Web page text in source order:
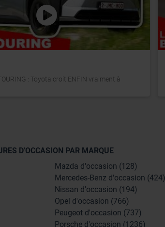
: Toyota croit ENFIN vraiment à
D'OCCASION PAR MARQUE
Mazda d'occasion (128)
Mercedes-Benz d'occasion (424)
Nissan d'occasion (194)
Opel d'occasion (766)
Peugeot d'occasion (737)
Porsche d'occasion (1236)